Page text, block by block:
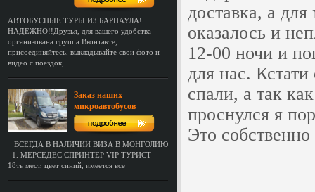
АВТОБУСНЫЕ ТУРЫ ИЗ БАРНАУЛА!
НАДЁЖНО!!Друзья, для вашего удобства
организована группа Вконтакте,
присоединяйтесь, выкладывайте свои фото и
видео с поездок,
Заказ наших
микроавтобусов
ВСЕГДА В НАЛИЧИИ ВИЗА В МОНГОЛИЮ
1. МЕРСЕДЕС СПРИНТЕР VIP ТУРИСТ
18ть мест, цвет синий, имеется все
доставка, а
оказалось и
12-00 ночи и
для нас.
спали, а так
проснулся я
Это